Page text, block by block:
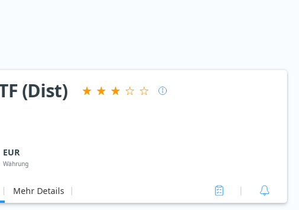
(Dist)
EUR
Währung
Mehr Details